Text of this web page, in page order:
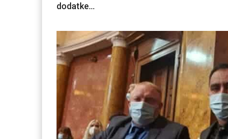
dodatke…